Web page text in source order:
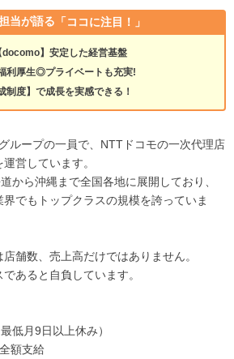
当が語る 「ココに注目！」
docomo】安定した経営基盤
利厚生◎プライベートも充実!
制度】で成長を実感できる！
ループの一員で、NTTドコモの一次代理店
営しています。
から沖縄まで全国各地に展開しており、
でもトップクラスの規模を誇っていま
舗数、売上高だけではありません。
あると自負しています。
低月9日以上休み）
額支給